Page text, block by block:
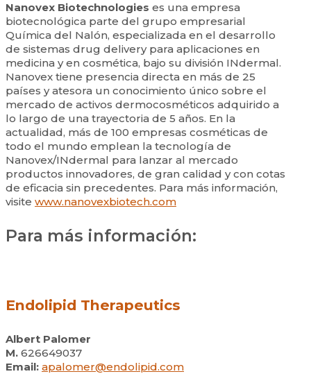
Nanovex Biotechnologies es una empresa
biotecnológica parte del grupo empresarial
Química del Nalón, especializada en el desarrollo
de sistemas drug delivery para aplicaciones en
medicina y en cosmética, bajo su división INdermal.
Nanovex tiene presencia directa en más de 25
países y atesora un conocimiento único sobre el
mercado de activos dermocosméticos adquirido a
lo largo de una trayectoria de 5 años. En la
actualidad, más de 100 empresas cosméticas de
todo el mundo emplean la tecnología de
Nanovex/INdermal para lanzar al mercado
productos innovadores, de gran calidad y con cotas
de eficacia sin precedentes. Para más información,
visite www.nanovexbiotech.com
Para más información:
Endolipid Therapeutics
Albert Palomer
M. 626649037
Email: apalomer@endolipid.com